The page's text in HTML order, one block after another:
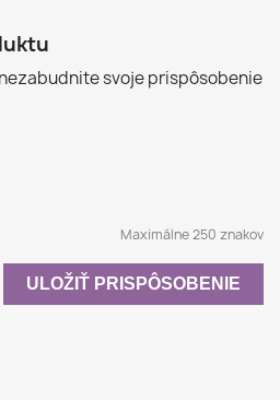
svoje prispôsobenie
Maximálne 250 znakov
ULOŽIŤ PRISPÔSOBENIE